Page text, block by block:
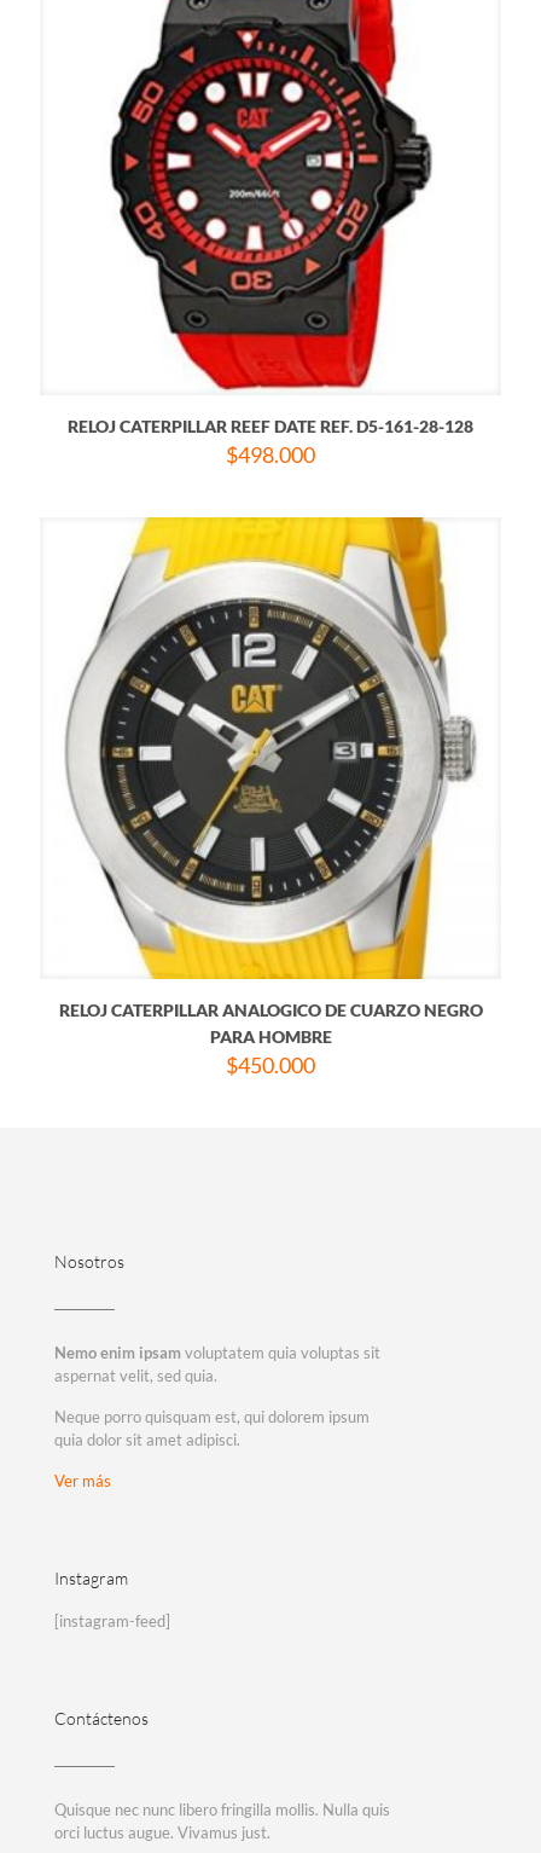
RELOJ CATERPILLAR REEF DATE REF. D5-161-28-128
$498.000
RELOJ CATERPILLAR ANALOGICO DE CUARZO NEGRO
PARA HOMBRE
$450.000
Nosotros
Nemo enim ipsam voluptatem quia voluptas sit
aspernat velit, sed quia.
Neque porro quisquam est, qui dolorem ipsum
quia dolor sit amet adipisci.
Ver más
Instagram
[instagram-feed]
Contáctenos
Quisque nec nunc libero fringilla mollis. Nulla quis
orci luctus augue. Vivamus just.